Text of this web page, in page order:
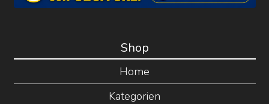
Shop
Home
Kategorien